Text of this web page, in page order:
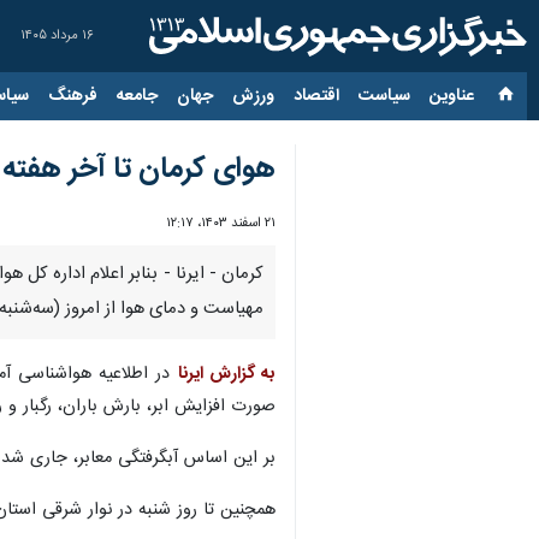
۱۶ مرداد ۱۴۰۵
عناوین‌ سیاست اقتصاد ورزش جهان جامعه فرهنگ
هوای کرمان تا آخر
۲۱ اسفند ۱۴۰۳، ۱۲:۱۷